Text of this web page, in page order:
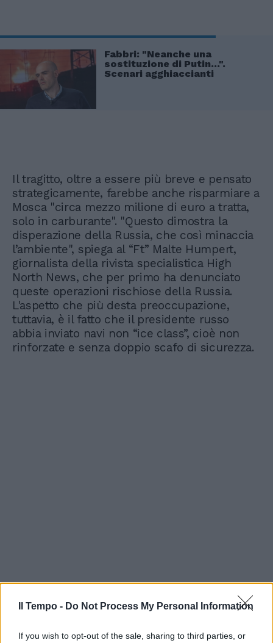
Il Tempo - Do Not Process My Personal Information
If you wish to opt-out of the sale, sharing to third parties, or
Fabbri: "Neanche una
sostituzione di Putin...".
Scenari agghiaccianti
Il tragitto, oltre a essere più breve e pensato
strategicamente, farebbe anche risparmiare a
Mosca "circa mezzo milione di euro a tratta,
solo in carburante". "Questo dimostra la
disperazione della Russia, che così minaccia
l’ambiente", spiega al “Ft” Malte Humpert,
giornalista della rivista specialistica High
North News, che per primo ha denunciato
queste operazioni rischiose della Russia.
L'aspetto che più desta preoccupazione,
tuttavia, è il fatto che il presidente russo
abbia inviato navi non “ice class”, cioè non
rinforzate e senza doppio scafo di sicurezza.